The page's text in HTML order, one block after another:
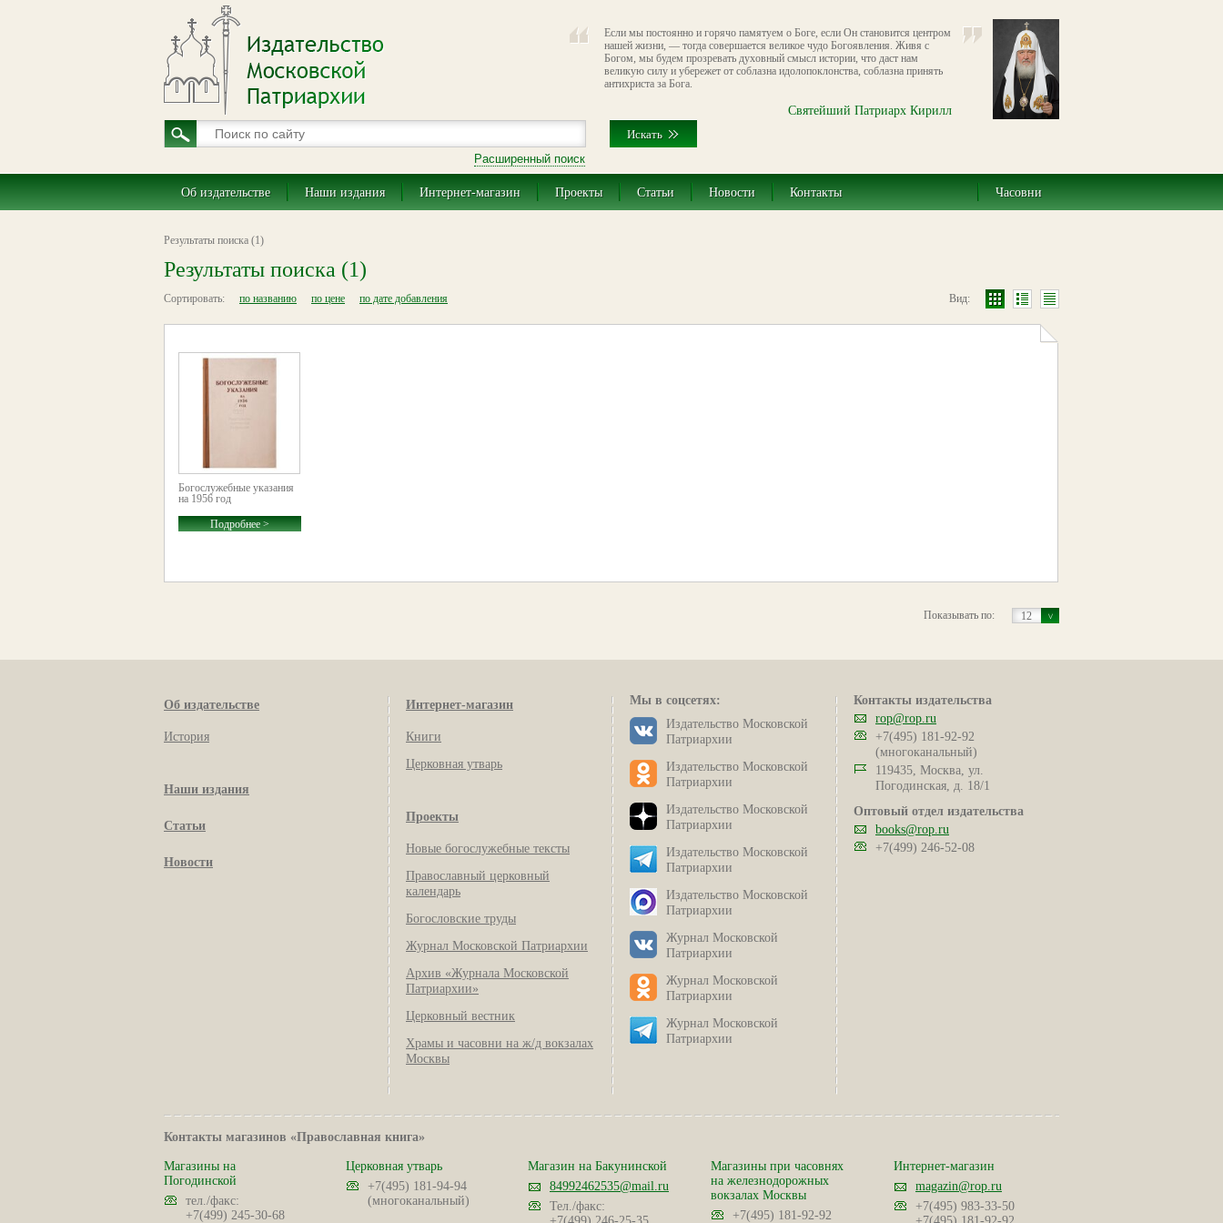
Если мы постоянно и горячо памятуем о Боге, если Он становится центром
нашей жизни, — тогда совершается великое чудо Богоявления. Живя с
Богом, мы будем прозревать духовный смысл истории, что даст нам
великую силу и убережет от соблазна идолопоклонства, соблазна принять
антихриста за Бога.
Святейший Патриарх Кирилл
Расширенный поиск
Об издательстве Наши издания Интернет-магазин Проекты Статьи Новости Контакты Часовни
Результаты поиска (1)
Результаты поиска (1)
Сортировать: Вид:
по названию по цене по дате добавления
Богослужебные указания
на 1956 год
Подробнее >
12
Показывать по:
Об издательстве
История
Наши издания
Статьи
Новости
Интернет-магазин
Книги
Церковная утварь
Проекты
Новые богослужебные тексты
Православный церковный
календарь
Богословские труды
Журнал Московской Патриархии
Архив «Журнала Московской
Патриархии»
Церковный вестник
Храмы и часовни на ж/д вокзалах
Москвы
Мы в соцсетях:
Издательство Московской
Патриархии
Издательство Московской
Патриархии
Издательство Московской
Патриархии
Издательство Московской
Патриархии
Издательство Московской
Патриархии
Журнал Московской
Патриархии
Журнал Московской
Патриархии
Журнал Московской
Патриархии
Контакты издательства
rop@rop.ru
+7(495) 181-92-92
(многоканальный)
119435, Москва, ул.
Погодинская, д. 18/1
Оптовый отдел издательства
books@rop.ru
+7(499) 246-52-08
Контакты магазинов «Православная книга»
Магазины на
Погодинской
тел./факс:
+7(499) 245-30-68
Церковная утварь
+7(495) 181-94-94
(многоканальный)
Магазин на Бакунинской
84992462535@mail.ru
Тел./факс:
Магазины при часовнях
на железнодорожных
вокзалах Москвы
+7(495) 181-92-92
Интернет-магазин
magazin@rop.ru
+7(495) 983-33-50